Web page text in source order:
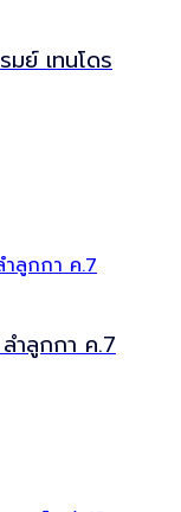
มย์ เทนโดร
ำลูกกา ค.7